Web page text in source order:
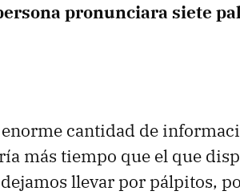
pronunciara siete
cantidad de
más tiempo que el que
llevar por pálpitos,